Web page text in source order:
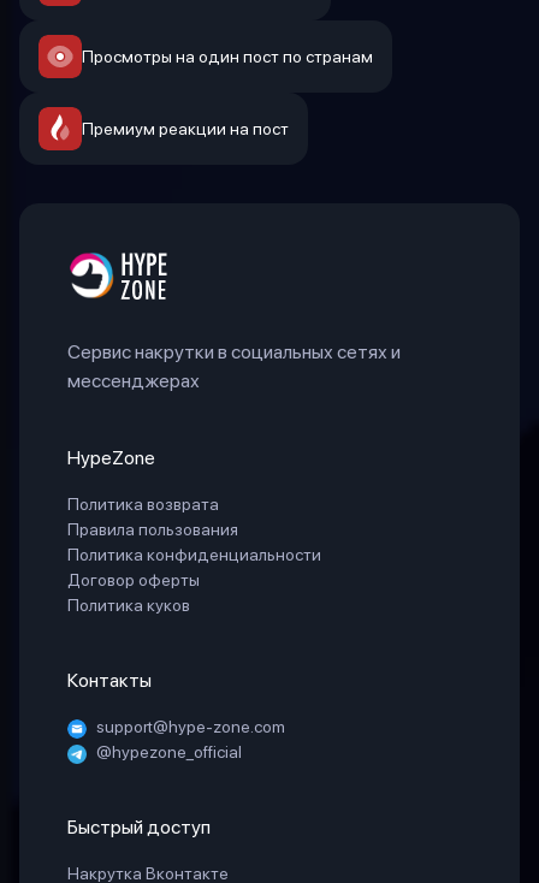
Просмотры на один пост по странам
Премиум реакции на пост
Сервис накрутки в социальных сетях и
мессенджерах
HypeZone
Политика возврата
Правила пользования
Политика конфиденциальности
Договор оферты
Политика куков
Контакты
support@hype-zone.com
@hypezone_official
Быстрый доступ
Накрутка Вконтакте